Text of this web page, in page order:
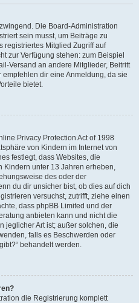
Die Board-Administration
sein musst, um Beiträge zu
registriertes Mitglied Zugriff auf
zur Verfügung stehen: zum Beispiel
Versand an andere Mitglieder, Beitritt
dir eine Anmeldung, da sie
bietet.
Privacy Protection Act of 1998
von Kindern im Internet von
festlegt, dass Websites, die
Kindern unter 13 Jahren erheben,
des oder der
du dir unsicher bist, ob dies auf dich
versuchst, zutrifft, ziehe einen
dass phpBB Limited und der
anbieten kann und nicht die
jeglicher Art ist; außer solchen, die
falls es Beschwerden oder
behandelt werden.
die Registrierung komplett